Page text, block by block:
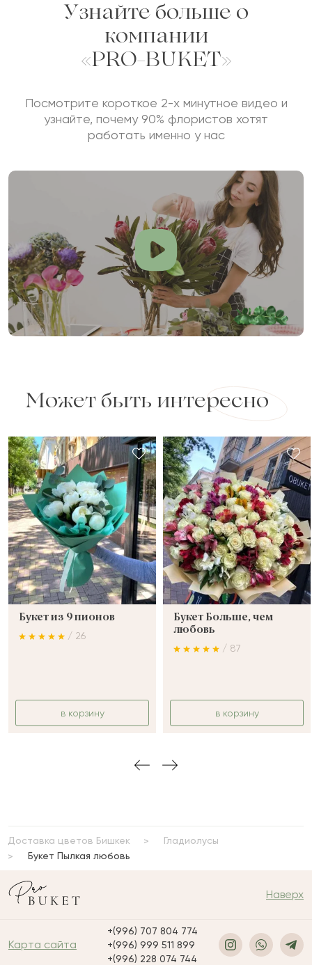
Узнайте больше о
компании
«PRO-BUKET»
Посмотрите короткое 2-х минутное видео и
узнайте, почему 90% флористов хотят
работать именно у нас
Может быть интересно
Букет из 9 пионов
/ 26
в корзину
Букет Больше, чем
любовь
/ 87
в корзину
Доставка цветов Бишкек
Гладиолусы
Букет Пылкая любовь
Наверх
Карта сайта
+(996) 707 804 774
+(996) 999 511 899
+(996) 228 074 744